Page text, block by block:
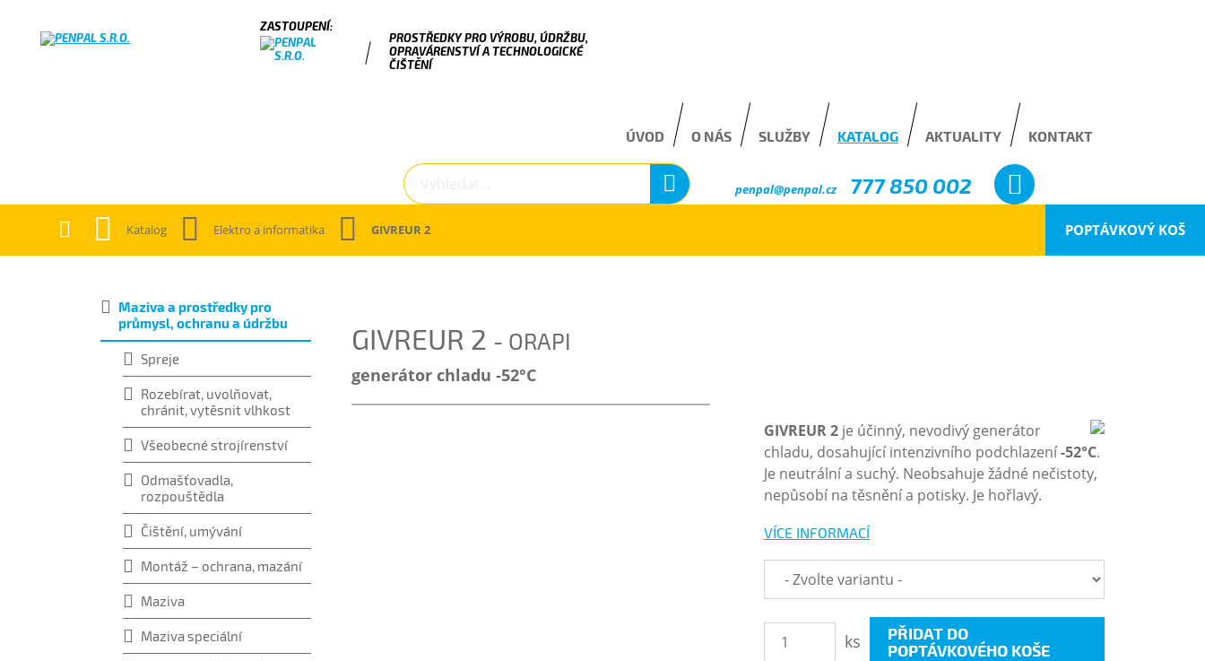
PROSTŘEDKY PRO VÝROBU, ÚDRŽBU,
OPRAVÁRENSTVÍ A TECHNOLOGICKÉ
ČIŠTĚNÍ
ÚVOD O NÁS SLUŽBY KATALOG AKTUALITY KONTAKT
POPTÁVKOVÝ KOŠ
penpal@penpal.cz 777 850 002
Katalog Elektro a informatika GIVREUR 2
GIVREUR 2 - ORAPI
generátor chladu -52°C
GIVREUR2 je účinný, nevodivý generátor
chladu, dosahující intenzivního podchlazení-52°C.
Je neutrální a suchý. Neobsahuje žádné nečistoty,
nepůsobí na těsnění a potisky. Je hořlavý.
VÍCE INFORMACÍ
ks
PŘIDAT DO
POPTÁVKOVÉHO KOŠE
Maziva a prostředky pro
průmysl, ochranu a údržbu
Spreje
Rozebírat, uvolňovat,
chránit, vytěsnit vlhkost
Všeobecné strojírenství
Odmašťovadla,
rozpouštědla
Čištění, umývání
Montáž – ochrana, mazání
Maziva
Maziva speciální